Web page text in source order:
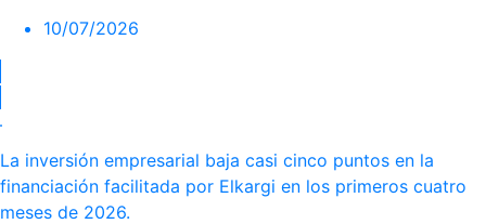
10/07/2026
La inversión empresarial baja casi cinco puntos en la
financiación facilitada por Elkargi en los primeros cuatro
meses de 2026.